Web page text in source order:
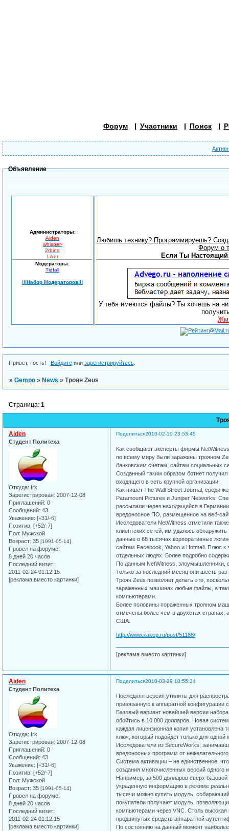
Форум Участники Поиск
Объявление
Администраторы:
Aiden
whisper-
2rbina
Liker
Модераторы:
Tidfall
!!!Набор Модераторов!!!
Любишь технику? Программируешь?
Форум о
Если Ты Настоящий
У тебя имеются файлы? Ты хочешь на
Привет, Гость! Войдитеили зарегистрируйтесь.
»Gempo »News »Троян Zeus
Страница:1
Поделиться2010-02-19 23:53:45
Aiden
Студент Политеха
Откуда: Irk
Зарегистрирован: 2007-12-08
Приглашений: 0
Сообщений: 43
Уважение: [+31/-6]
Позитив: [+52/-7]
Пол: Мужской
Возраст: 35 [1991-05-14]
Провел на форуме:
8 дней 20 часов
Последний визит:
2011-02-24 01:12:15
[реклама вместо картинки]
Как сообщают эксперты фирмы
по всему миру были заражены трояном
банковским счетам, сайтам социальных
Созданный таким образом ботнет
входящего в сеть крупной организации.
Как пишет The Wall Street Journal, среди
Paramount Pictures и Juniper Networks.
рассылали через находящийся в
вредоносное ПО, размещенное на веб-
Исследователи NetWitness отметили
клиентских сетей, им удалось
данные о 68 тысячах корпоративных
сайтам Facebook, Yahoo и Hotmail. Плюс
отдельных людях. Более подробно
По данным NetWitness, злоумышленники,
Только за последний месяц они шесть
Троян Zeus позволяет делать это,
зараженных машинах любые файлы, а
компьютерами.
Более половины пораженных трояном
отмечены более чем в двухстах странах,
США.
http://www.xakep.ru/post/51188/
[реклама вместо картинки]
Поделиться2010-03-29 10:55:24
Aiden
Студент Политеха
Откуда: Irk
Зарегистрирован: 2007-12-08
Приглашений: 0
Сообщений: 43
Уважение: [+31/-6]
Позитив: [+52/-7]
Пол: Мужской
Возраст: 35 [1991-05-14]
Провел на форуме:
8 дней 20 часов
Последний визит:
2011-02-24 01:12:15
[реклама вместо картинки]
Последняя версия утилиты для
привязанную к аппаратной конфигурации
Базовый вариант новейшей версии
обойтись в 10 000 долларов. Новая
каждая лицензионная копия установлена
ключ, который подойдет только для
Исследователи из SecureWorks,
вредоносных программ от
Система активации – не единственное,
создания многочисленных версий
Например, за 500 долларов сверх
украденную информацию в режиме
тысячи можно купить модуль,
покупатели получают модуль,
компьютерами через VNC. Столь высокая
продвинутых средств аппаратной
По состоянию на данный момент